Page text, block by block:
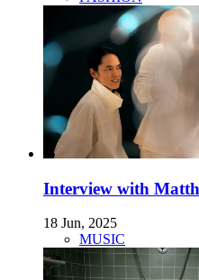
Interview with
18 Jun, 2025
MUSIC